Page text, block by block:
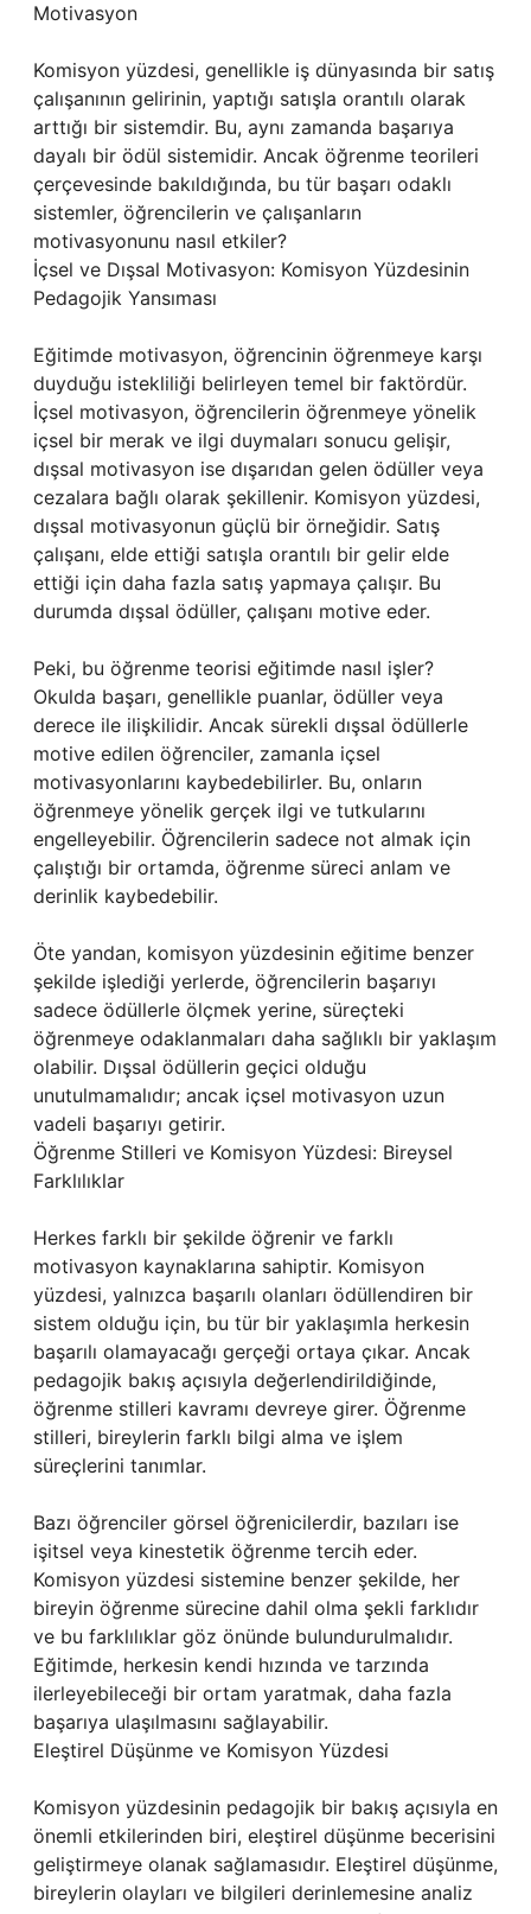
Motivasyon
Komisyon yüzdesi, genellikle iş dünyasında bir satış
çalışanının gelirinin, yaptığı satışla orantılı olarak
arttığı bir sistemdir. Bu, aynı zamanda başarıya
dayalı bir ödül sistemidir. Ancak öğrenme teorileri
çerçevesinde bakıldığında, bu tür başarı odaklı
sistemler, öğrencilerin ve çalışanların
motivasyonunu nasıl etkiler?
İçsel ve Dışsal Motivasyon: Komisyon Yüzdesinin
Pedagojik Yansıması
Eğitimde motivasyon, öğrencinin öğrenmeye karşı
duyduğu istekliliği belirleyen temel bir faktördür.
İçsel motivasyon, öğrencilerin öğrenmeye yönelik
içsel bir merak ve ilgi duymaları sonucu gelişir,
dışsal motivasyon ise dışarıdan gelen ödüller veya
cezalara bağlı olarak şekillenir. Komisyon yüzdesi,
dışsal motivasyonun güçlü bir örneğidir. Satış
çalışanı, elde ettiği satışla orantılı bir gelir elde
ettiği için daha fazla satış yapmaya çalışır. Bu
durumda dışsal ödüller, çalışanı motive eder.
Peki, bu öğrenme teorisi eğitimde nasıl işler?
Okulda başarı, genellikle puanlar, ödüller veya
derece ile ilişkilidir. Ancak sürekli dışsal ödüllerle
motive edilen öğrenciler, zamanla içsel
motivasyonlarını kaybedebilirler. Bu, onların
öğrenmeye yönelik gerçek ilgi ve tutkularını
engelleyebilir. Öğrencilerin sadece not almak için
çalıştığı bir ortamda, öğrenme süreci anlam ve
derinlik kaybedebilir.
Öte yandan, komisyon yüzdesinin eğitime benzer
şekilde işlediği yerlerde, öğrencilerin başarıyı
sadece ödüllerle ölçmek yerine, süreçteki
öğrenmeye odaklanmaları daha sağlıklı bir yaklaşım
olabilir. Dışsal ödüllerin geçici olduğu
unutulmamalıdır; ancak içsel motivasyon uzun
vadeli başarıyı getirir.
Öğrenme Stilleri ve Komisyon Yüzdesi: Bireysel
Farklılıklar
Herkes farklı bir şekilde öğrenir ve farklı
motivasyon kaynaklarına sahiptir. Komisyon
yüzdesi, yalnızca başarılı olanları ödüllendiren bir
sistem olduğu için, bu tür bir yaklaşımla herkesin
başarılı olamayacağı gerçeği ortaya çıkar. Ancak
pedagojik bakış açısıyla değerlendirildiğinde,
öğrenme stilleri kavramı devreye girer. Öğrenme
stilleri, bireylerin farklı bilgi alma ve işlem
süreçlerini tanımlar.
Bazı öğrenciler görsel öğrenicilerdir, bazıları ise
işitsel veya kinestetik öğrenme tercih eder.
Komisyon yüzdesi sistemine benzer şekilde, her
bireyin öğrenme sürecine dahil olma şekli farklıdır
ve bu farklılıklar göz önünde bulundurulmalıdır.
Eğitimde, herkesin kendi hızında ve tarzında
ilerleyebileceği bir ortam yaratmak, daha fazla
başarıya ulaşılmasını sağlayabilir.
Eleştirel Düşünme ve Komisyon Yüzdesi
Komisyon yüzdesinin pedagojik bir bakış açısıyla en
önemli etkilerinden biri, eleştirel düşünme becerisini
geliştirmeye olanak sağlamasıdır. Eleştirel düşünme,
bireylerin olayları ve bilgileri derinlemesine analiz